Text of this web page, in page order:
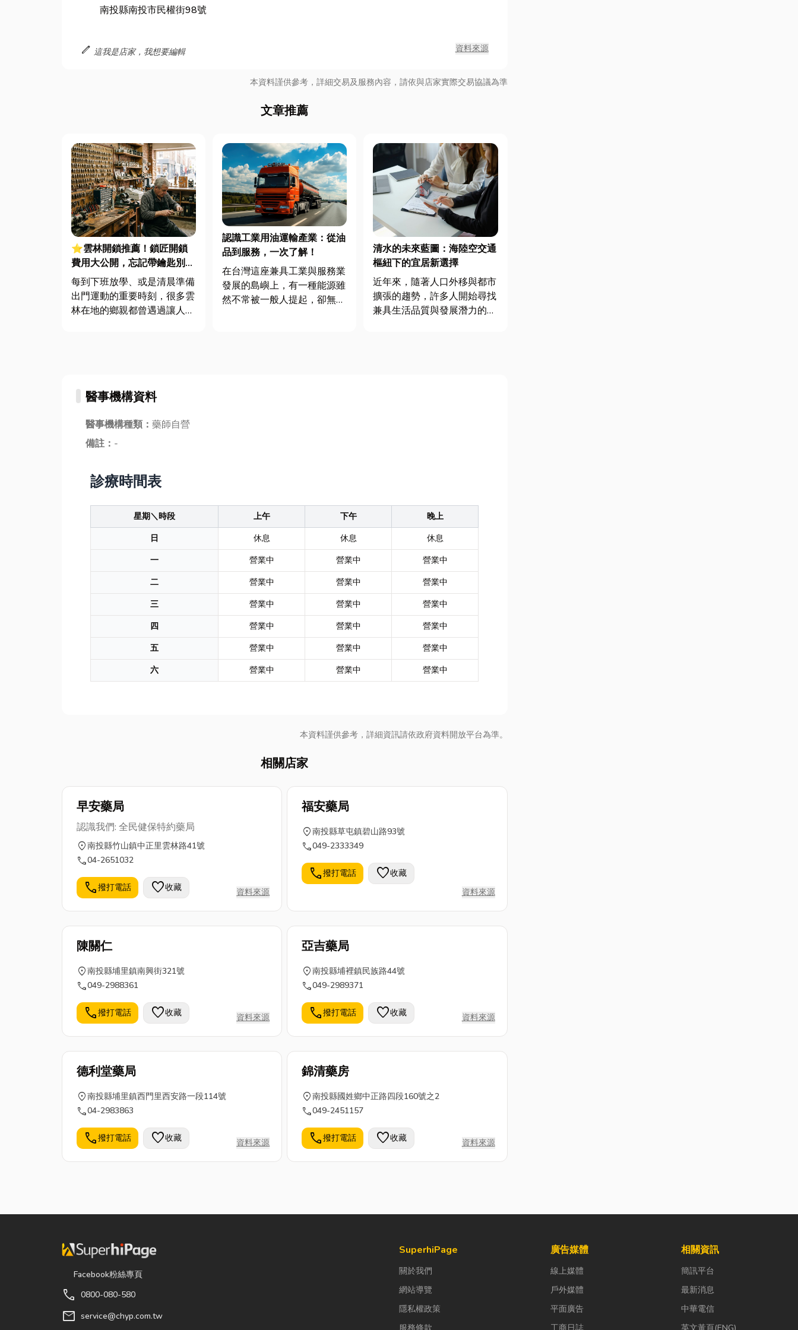
南投縣南投市民權街98號
edit 這我是店家，我想要編輯 資料來源
本資料謹供參考，詳細交易及服務內容，請依與店家實際交易協議為準
文章推薦
⭐雲林開鎖推薦！鎖匠開鎖
費用大公開，忘記帶鑰匙別
慌、透明價格看這篇
每到下班放學、或是清晨準備
出門運動的重要時刻，很多雲
林在地的鄉親都曾遇過讓人心
憊的身軀加完班回到家，翻遍
認識工業用油運輸產業：從油
品到服務，一次了解！
在台灣這座兼具工業與服務業
發展的島嶼上，有一種能源雖
然不常被一般人提起，卻無聲
清水的未來藍圖：海陸空交通
樞紐下的宜居新選擇
近年來，隨著人口外移與都市
擴張的趨勢，許多人開始尋找
兼具生活品質與發展潛力的區
醫事機構資料
醫事機構種類： 藥師自營
備註： -
診療時間表
星期＼時段 上午 下午
晚上
日
休息 休息
休息
一
營業中 營業中
營業中
二
營業中 營業中
營業中
三
營業中 營業中
營業中
四
營業中 營業中
營業中
五
營業中 營業中
營業中
六
營業中 營業中 營業中
本資料謹供參考，詳細資訊請依政府資料開放平台為準。
相關店家
早安藥局
認識我們: 全民健保特約藥局
location_on南投縣竹山鎮中正里雲林路41號
call04-2651032
call撥打電話 favorite收藏 資料來源
福安藥局
location_on南投縣草屯鎮碧山路93號
call049-2333349
call撥打電話 favorite收藏
資料來源
陳關仁
location_on南投縣埔里鎮南興街321號
call049-2988361
call撥打電話 favorite收藏 資料來源
亞吉藥局
location_on南投縣埔裡鎮民族路44號
call049-2989371
call撥打電話 favorite收藏 資料來源
德利堂藥局
location_on南投縣埔里鎮西門里西安路一段114號
call04-2983863
call撥打電話 favorite收藏 資料來源
錦清藥房
location_on南投縣國姓鄉中正路四段160號之2
call049-2451157
call撥打電話 favorite收藏 資料來源
Facebook粉絲專頁
call 0800-080-580
mail service@chyp.com.tw
SuperhiPage
關於我們
網站導覽
隱私權政策
廣告媒體
線上媒體
戶外媒體
平面廣告
相關資訊
簡訊平台
最新消息
中華電信